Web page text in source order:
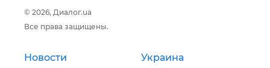
© 2026, Диалог.ua
Все права защищены.
Новости Украина